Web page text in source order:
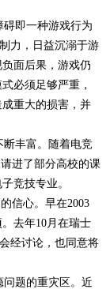
即一种游戏行为
力，日益沉溺于游
面后果，游戏仍
必须足够严重，
重大的损害，并
丰富。随着电竞
进了部分高校的课
竞技专业。
信心。早在2003
去年10月在瑞士
经讨论，也同意将
题的重灾区。近